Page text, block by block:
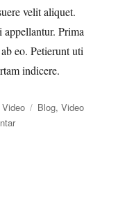
velit aliquet.
Prima
eo. Petierunt uti
indicere.
Format
Video Kategorien
Blog,Video
zu